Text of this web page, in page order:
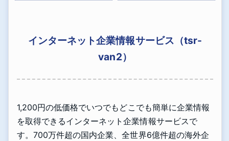
インターネット企業情報サービス（tsr-
van2）
1,200円の低価格でいつでもどこでも簡単に企業情報
を取得できるインターネット企業情報サービスで
す。700万件超の国内企業、全世界6億件超の海外企